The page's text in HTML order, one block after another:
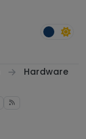
Hardware